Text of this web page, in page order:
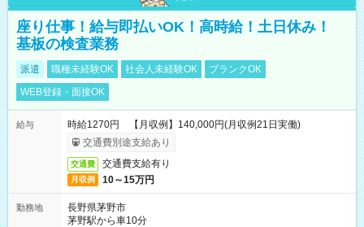
座り仕事！給与即払いOK！高時給！土日休み！
基板の検査業務
派遣 職種未経験OK 社会人未経験OK
ブランクOK
WEB登録・面接OK
給与
時給1270円 【月収例】140,000円(月収例21日実働)
交通費別途支給あり
交通費 交通費支給有り
月収例 10～15万円
勤務地
長野県茅野市
茅野駅から車10分